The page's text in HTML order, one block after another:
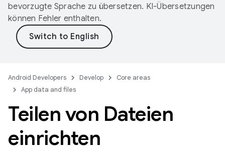
bevorzugte Sprache zu übersetzen. KI-Übersetzungen
können Fehler enthalten.
Android Developers Develop
Core areas
App data and files
Teilen von Dateien
einrichten